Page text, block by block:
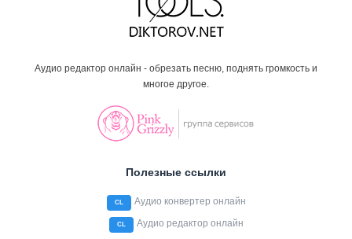
Аудио редактор онлайн - обрезать песню, поднять громкость и
многое другое.
Полезные ссылки
CL Аудио конвертер онлайн
CL Аудио редактор онлайн